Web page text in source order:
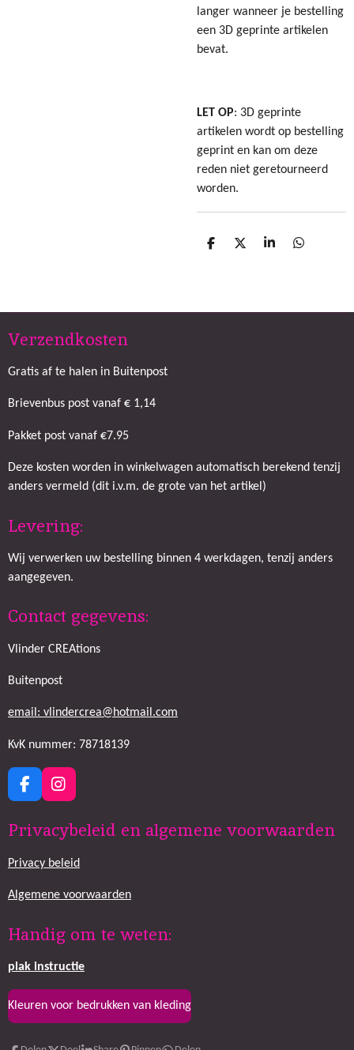
langer wanneer je bestelling
een 3D geprinte artikelen
bevat.
LET OP: 3D geprinte
artikelen wordt op bestelling
geprint en kan om deze
reden niet geretourneerd
worden.
D
D
S
D
Verzendkosten
Gratis af te halen in Buitenpost
Brievenbus post vanaf € 1,14
Pakket post vanaf €7.95
Deze kosten worden in winkelwagen automatisch berekend tenzij
anders vermeld (dit i.v.m. de grote van het artikel)
Levering:
Wij verwerken uw bestelling binnen 4 werkdagen, tenzij anders
aangegeven.
Contact gegevens:
Vlinder CREAtions
Buitenpost
email: vlindercrea@hotmail.com
KvK nummer: 78718139
F
a
e
o
k
I
n
t
g
a
Privacybeleid en algemene voorwaarden
Privacy beleid
Algemene voorwaarden
Handig om te weten:
plak instructie
Kleuren voor bedrukken van kleding